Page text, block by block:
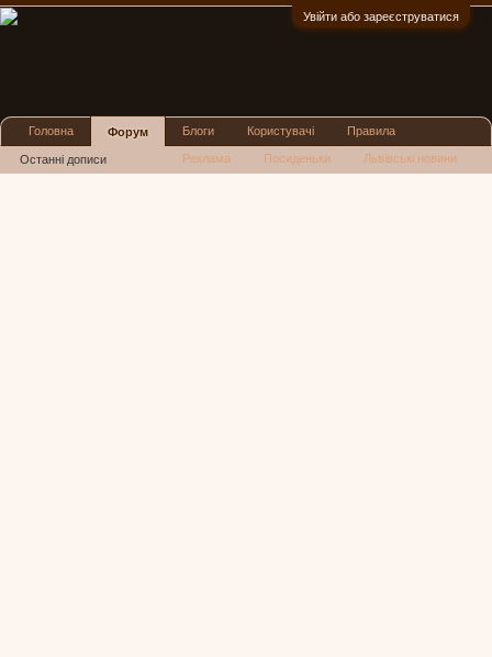
Увійти або зареєструватися
Головна Форум
Останні дописи
Блоги Користувачі Правила
Реклама Посиденьки Львівські новини